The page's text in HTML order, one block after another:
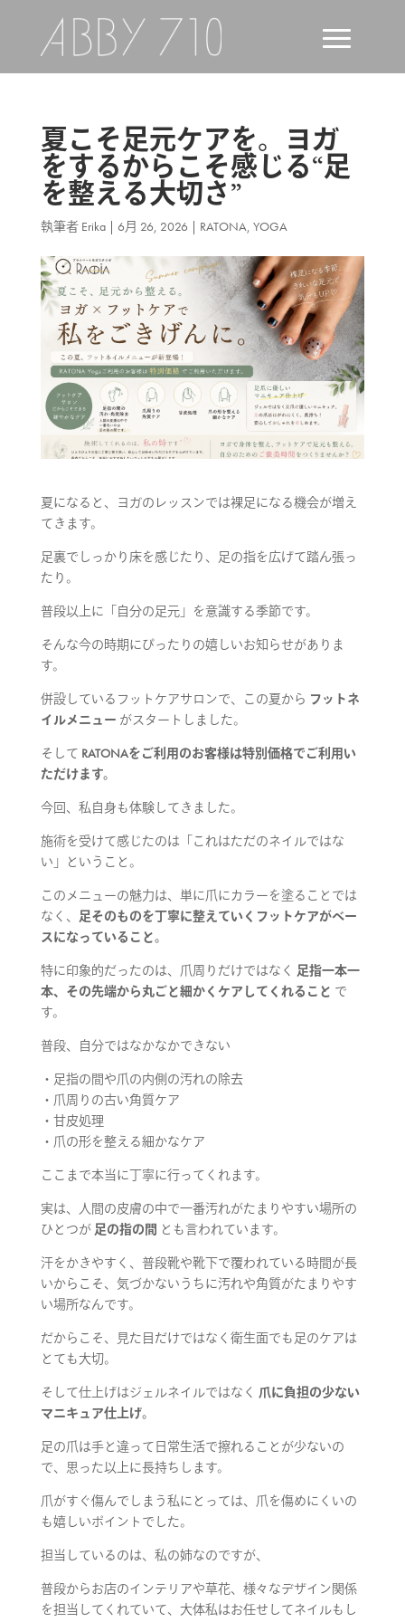
夏こそ足元ケアを。ヨガ
をするからこそ感じる“足
を整える大切さ”
執筆者 Erika| 6月 26, 2026 | RATONA, YOGA
夏になると、ヨガのレッスンでは裸足になる機会が増え
てきます。
足裏でしっかり床を感じたり、足の指を広げて踏ん張っ
たり。
普段以上に「自分の足元」を意識する季節です。
そんな今の時期にぴったりの嬉しいお知らせがありま
す。
併設しているフットケアサロンで、この夏から フットネ
イルメニュー がスタートしました。
そして RATONAをご利用のお客様は特別価格でご利用い
ただけます。
今回、私自身も体験してきました。
施術を受けて感じたのは「これはただのネイルではな
い」ということ。
このメニューの魅力は、単に爪にカラーを塗ることでは
なく、 足そのものを丁寧に整えていくフットケアがベー
スになっていること。
特に印象的だったのは、爪周りだけではなく 足指一本一
本、その先端から丸ごと細かくケアしてくれること で
す。
普段、自分ではなかなかできない
・足指の間や爪の内側の汚れの除去
・爪周りの古い角質ケア
・甘皮処理
・爪の形を整える細かなケア
ここまで本当に丁寧に行ってくれます。
実は、人間の皮膚の中で一番汚れがたまりやすい場所の
ひとつが 足の指の間 とも言われています。
汗をかきやすく、普段靴や靴下で覆われている時間が長
いからこそ、気づかないうちに汚れや角質がたまりやす
い場所なんです。
だからこそ、見た目だけではなく衛生面でも足のケアは
とても大切。
そして仕上げはジェルネイルではなく 爪に負担の少ない
マニキュア仕上げ。
足の爪は手と違って日常生活で擦れることが少ないの
で、思った以上に長持ちします。
爪がすぐ傷んでしまう私にとっては、爪を傷めにくいの
も嬉しいポイントでした。
担当しているのは、私の姉なのですが、
普段からお店のインテリアや草花、様々なデザイン関係
を担当してくれていて、大体私はお任せしてネイルもし